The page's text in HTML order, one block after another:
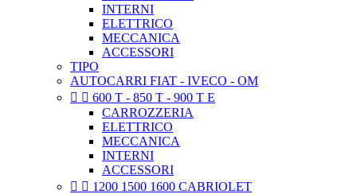
INTERNI
ELETTRICO
MECCANICA
ACCESSORI
TIPO
AUTOCARRI FIAT - IVECO - OM
  600 T - 850 T - 900 T E
CARROZZERIA
ELETTRICO
MECCANICA
INTERNI
ACCESSORI
  1200 1500 1600 CABRIOLET